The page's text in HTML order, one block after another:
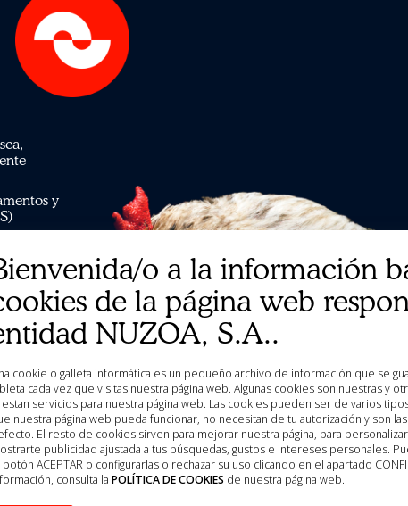
o a la información
de la página web
NUZOA, S.A..
cada vez que visitas nuestra página web. Algunas cookies son nuestras y
servicios para nuestra página web. Las cookies pueden ser de varios
nuestra página web pueda funcionar, no necesitan de tu autorización y son
El resto de cookies sirven para mejorar nuestra página, para
publicidad ajustada a tus búsquedas, gustos e intereses personales.
botón ACEPTAR o configurarlas o rechazar su uso clicando en el apartado
consulta laPOLÍTICA DE COOKIES de nuestra página web.